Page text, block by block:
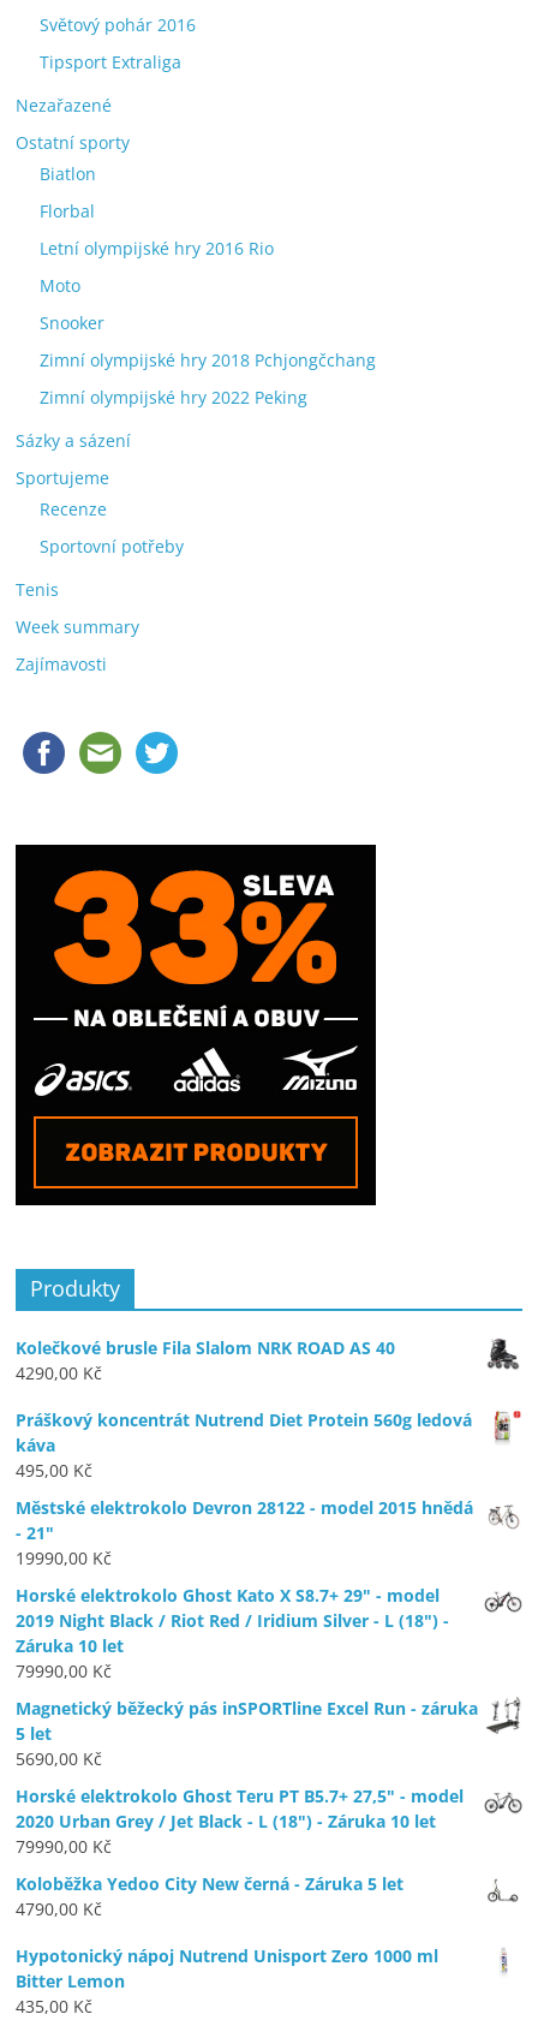
Světový pohár 2016
Tipsport Extraliga
Nezařazené
Ostatní sporty
Biatlon
Florbal
Letní olympijské hry 2016 Rio
Moto
Snooker
Zimní olympijské hry 2018 Pchjongčchang
Zimní olympijské hry 2022 Peking
Sázky a sázení
Sportujeme
Recenze
Sportovní potřeby
Tenis
Week summary
Zajímavosti
Produkty
Kolečkové brusle Fila Slalom NRK ROAD AS 40
4290,00 Kč
Práškový koncentrát Nutrend Diet Protein 560g ledová
káva
495,00 Kč
Městské elektrokolo Devron 28122 - model 2015 hnědá
- 21"
19990,00 Kč
Horské elektrokolo Ghost Kato X S8.7+ 29" - model
2019 Night Black / Riot Red / Iridium Silver - L (18") -
Záruka 10 let
79990,00 Kč
Magnetický běžecký pás inSPORTline Excel Run - záruka
5 let
5690,00 Kč
Horské elektrokolo Ghost Teru PT B5.7+ 27,5" - model
2020 Urban Grey / Jet Black - L (18") - Záruka 10 let
79990,00 Kč
Koloběžka Yedoo City New černá - Záruka 5 let
4790,00 Kč
Hypotonický nápoj Nutrend Unisport Zero 1000 ml
Bitter Lemon
435,00 Kč